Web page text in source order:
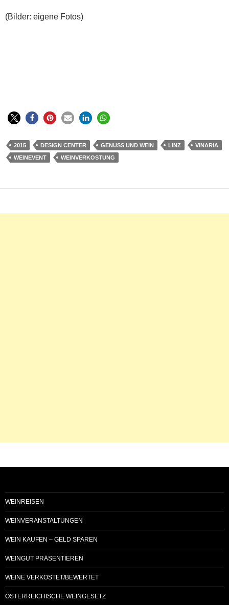
(Bilder: eigene Fotos)
2015 DESIGN CENTER GENUSS UND WEIN LINZ
VINARIA
WEINEVENT
WEINVERKOSTUNG
WEINREISEN
WEINVERANSTALTUNGEN
WEIN KAUFEN – GELD SPAREN
WEINGUT PRÄSENTIEREN
WEINE VERKOSTET/BEWERTET
ÖSTERREICHISCHE WEINGESETZ